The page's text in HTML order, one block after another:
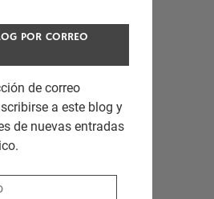
POR CORREO
de correo
a este blog y
de nuevas entradas